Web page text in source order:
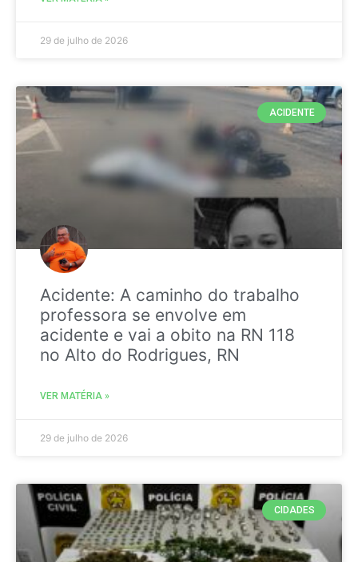
29 de julho de 2026
ACIDENTE
Acidente: A caminho do trabalho
professora se envolve em
acidente e vai a obito na RN 118
no Alto do Rodrigues, RN
VER MATÉRIA »
29 de julho de 2026
CIDADES